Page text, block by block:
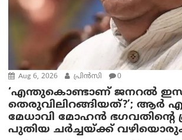
Aug 6, 2026 പ്രിന്‍സി 0
‘എന്തുകൊണ്ടാണ് ജനറൽ
തെരുവിലിറങ്ങിയത്?’;
മേധാവി മോഹൻ ഭഗവതിന്റെ
പുതിയ ചര്‍ച്ചയ്ക്ക്